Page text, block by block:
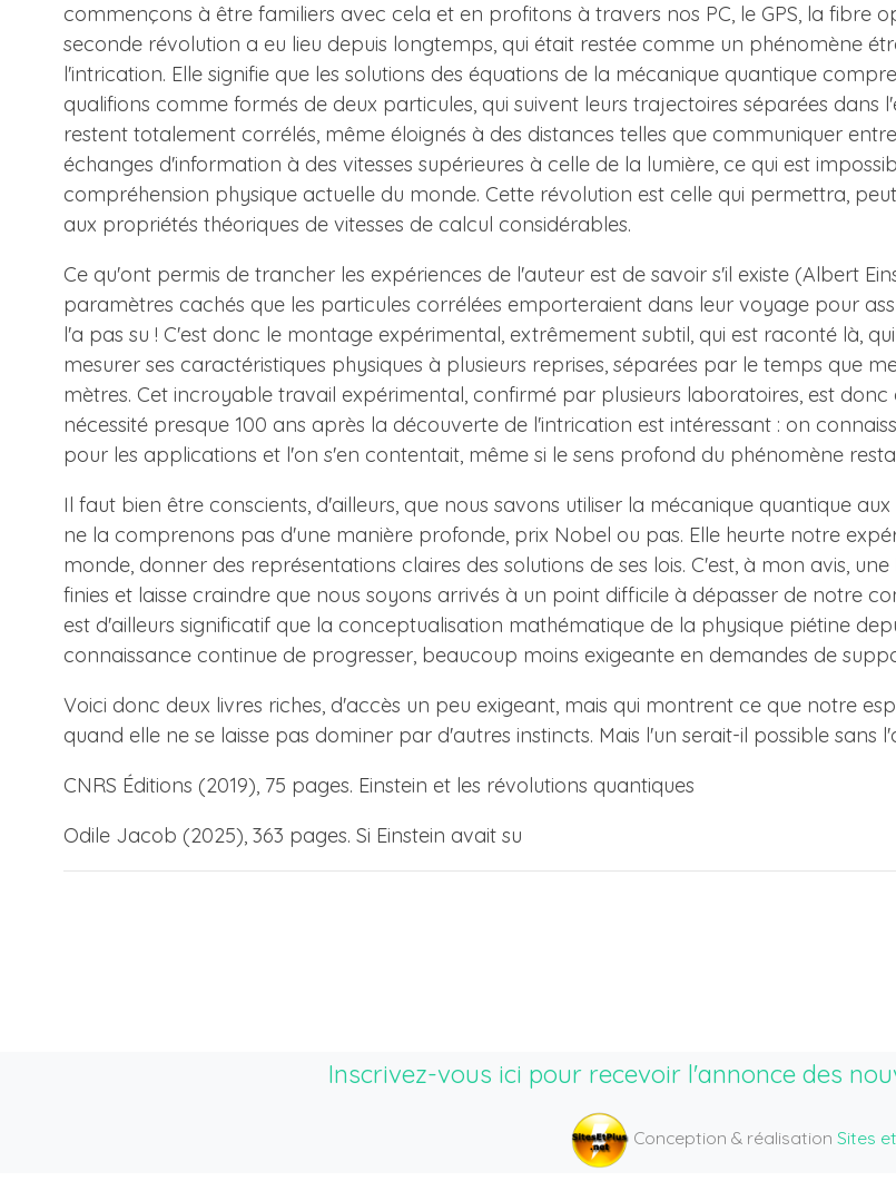
commençons à être familiers avec cela et en profitons à travers nos PC, le GPS, la fibre
seconde révolution a eu lieu depuis longtemps, qui était restée comme un phénomène
l'intrication. Elle signifie que les solutions des équations de la mécanique quantique
qualifions comme formés de deux particules, qui suivent leurs trajectoires séparées dans
restent totalement corrélés, même éloignés à des distances telles que communiquer
échanges d'information à des vitesses supérieures à celle de la lumière, ce qui est
compréhension physique actuelle du monde. Cette révolution est celle qui permettra,
aux propriétés théoriques de vitesses de calcul considérables.
Ce qu'ont permis de trancher les expériences de l'auteur est de savoir s'il existe (Albert
paramètres cachés que les particules corrélées emporteraient dans leur voyage pour
l'a pas su ! C'est donc le montage expérimental, extrêmement subtil, qui est raconté là,
mesurer ses caractéristiques physiques à plusieurs reprises, séparées par le temps que
mètres. Cet incroyable travail expérimental, confirmé par plusieurs laboratoires, est
nécessité presque 100 ans après la découverte de l'intrication est intéressant : on
pour les applications et l'on s'en contentait, même si le sens profond du phénomène
Il faut bien être conscients, d'ailleurs, que nous savons utiliser la mécanique quantique
ne la comprenons pas d'une manière profonde, prix Nobel ou pas. Elle heurte notre
monde, donner des représentations claires des solutions de ses lois. C'est, à mon avis,
finies et laisse craindre que nous soyons arrivés à un point difficile à dépasser de notre
est d'ailleurs significatif que la conceptualisation mathématique de la physique piétine
connaissance continue de progresser, beaucoup moins exigeante en demandes de
Voici donc deux livres riches, d'accès un peu exigeant, mais qui montrent ce que notre
quand elle ne se laisse pas dominer par d'autres instincts. Mais l'un serait-il possible sans
CNRS Éditions (2019), 75 pages. Einstein et les révolutions quantiques
Odile Jacob (2025), 363 pages. Si Einstein avait su
Inscrivez-vous ici pour recevoir l'annonce des
Conception & réalisation Sites